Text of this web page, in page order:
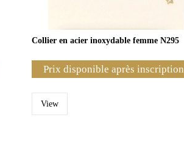
Collier en acier inoxydable femme N295
Prix disponible après inscription
View